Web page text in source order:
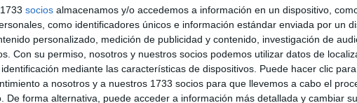
socios almacenamos y/o accedemos a información en un dispositivo,
como identificadores únicos e información estándar enviada por un
personalizado, medición de publicidad y contenido, investigación de
Con su permiso, nosotros y nuestros socios podemos utilizar datos de
mediante las características de dispositivos. Puede hacer clic para
a nosotros y a nuestros 1733 socios para que llevemos a cabo el
De forma alternativa, puede acceder a información más detallada y cambiar